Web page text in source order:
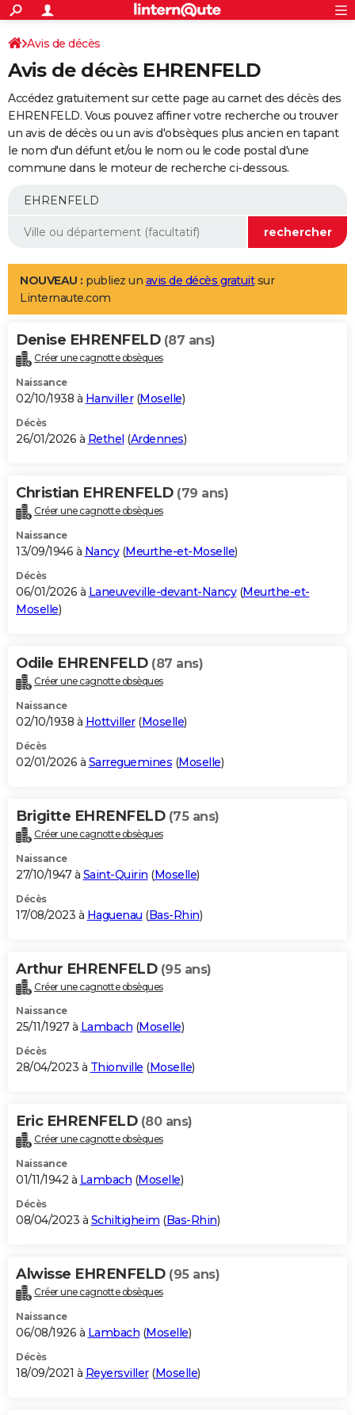
ACTUALITÉS
Politique
Société
Faits Divers
Education
Monde
Villes
+
SPORT
Coupe du monde 2026
Football
Tennis
Cyclisme
Rugby
Forum
Programme TV
TNT
Streaming
Cinéma
Sorties cinéma
Musique
+
FINANCE
Impôts
Immobilier
Risques naturels par ville
Banque
Assurance
Crédit
AUTO
Essais
Réserver un essai
Citadines
Berlines
SUV
Forum auto
+
Mobiles
Meilleur smartphone
Internet
Ordinateurs
Jeux vidéo
Guide high-tech
Aménagement intérieur
LIFESTYLE
Art de vivre
Bien-être
Loisirs
Mode
Modes de vie
Alimentation
Guide de la santé
Maladies
Médicaments
Sommeil
VOYAGE
Destinations
City break
Voyage nature
Voyage de noces
Forum
Climat
+PHOTO
GUIDES D'ACHAT
BONS PLANS
Carte de Noël
Carte Bonne année
Carte Saint-Valentin
Carte Pâques
Carte d'anniversaire
DICTIONNAIRE
Dictionnaire
Biographies
Citations
Expressions
Proverbes
PROGRAMME TV
S'inscrire
Se connecter
Lycées
Collèges
Primaires
Universités
Entreprises
Service militaire
Avis de recherche
AVIS DE DÉCÈS
Bricolage
Lifestyle
Culture
Sport
Auto
Television
Voyage
Cinema
Avis de décès
Avis de décès EHRENFELD
Accédez gratuitement sur cette page au carnet des décès des
EHRENFELD. Vous pouvez affiner votre recherche ou trouver
un avis de décès ou un avis d'obsèques plus ancien en tapant
le nom d'un défunt et/ou le nom ou le code postal d'une
commune dans le moteur de recherche ci-dessous.
NOUVEAU : publiez un avis de décès gratuitsur
Linternaute.com
Denise EHRENFELD (87 ans)
Créer une cagnotte obsèques
Naissance
02/10/1938 à Hanviller(Moselle)
Décès
26/01/2026 à Rethel (Ardennes)
Christian EHRENFELD (79 ans)
Créer une cagnotte obsèques
Naissance
13/09/1946 à Nancy(Meurthe-et-Moselle)
Décès
06/01/2026 à Laneuveville-devant-Nancy(Meurthe-et-
Moselle)
Odile EHRENFELD (87 ans)
Créer une cagnotte obsèques
Naissance
02/10/1938 à Hottviller(Moselle)
Décès
02/01/2026 à Sarreguemines (Moselle)
Brigitte EHRENFELD (75 ans)
Créer une cagnotte obsèques
Naissance
27/10/1947 à Saint-Quirin (Moselle)
Décès
17/08/2023 à Haguenau (Bas-Rhin)
Arthur EHRENFELD (95 ans)
Créer une cagnotte obsèques
Naissance
25/11/1927 à Lambach (Moselle)
Décès
28/04/2023 à Thionville (Moselle)
Eric EHRENFELD (80 ans)
Créer une cagnotte obsèques
Naissance
01/11/1942 à Lambach (Moselle)
Décès
08/04/2023 à Schiltigheim (Bas-Rhin)
Alwisse EHRENFELD (95 ans)
Créer une cagnotte obsèques
Naissance
06/08/1926 à Lambach (Moselle)
Décès
18/09/2021 à Reyersviller(Moselle)